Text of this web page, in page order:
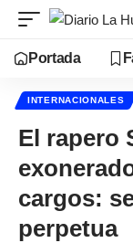
Portada
INTERNACIONALES
El rapero
cargos:
perpetua